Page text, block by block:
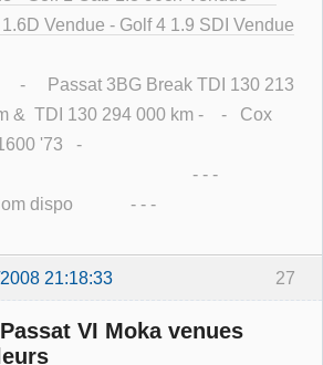
Vendue - Golf 4 1.9 SDI Vendue
3BG Break TDI 130 213
& TDI 130 294 000 km - - Cox
'73 -
- - -
dispo - - -
27
21:18:33
VI Moka venues